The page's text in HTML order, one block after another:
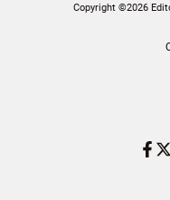
Copyright ©2026